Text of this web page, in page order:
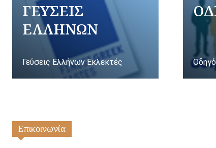
ΓΕΥΣΕΙΣ
ΕΛΛΗΝΩΝ
Γεύσεις Ελλήνων Εκλεκτές
Επικοινωνία